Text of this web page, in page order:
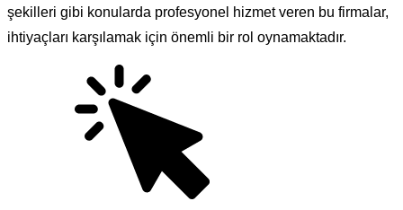
şekilleri gibi konularda profesyonel hizmet veren bu firmalar,
ihtiyaçları karşılamak için önemli bir rol oynamaktadır.